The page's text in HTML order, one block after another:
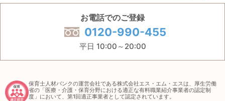
お電話でのご登録
0120-990-455
平日 10:00～20:00
保育士人材バンクの運営会社である株式会社エス・エム・エスは、厚生労働
省の「医療・介護・保育分野における適正な有料職業紹介事業者の認定制
度」において、第1回適正事業者として認定されています。